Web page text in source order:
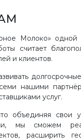
Молоко» одной
считает
и клиентов.
нашими
услуг.
объединяя свои
мы сможем
расширить